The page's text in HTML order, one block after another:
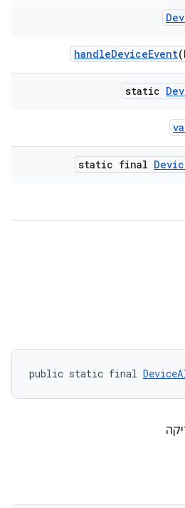
handleDeviceEvent
static
static final
public static final